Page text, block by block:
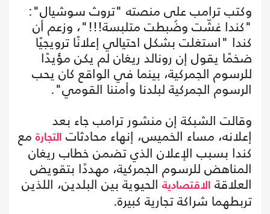
وكتب ترامب على منصته "تروث سوشيال":
"كندا غشّت وضُبطت متلبسة!!!"، وزعم أن
كندا "استغلت بشكل احتيالي إعلانًا ترويجيًا
ضخمًا يقول إن رونالد ريغان لم يكن مؤيدًا
للرسوم الجمركية، بينما في الواقع كان يحب
الرسوم الجمركية لبلدنا وأمننا القومي".
وقالت الشبكة إن منشور ترامب جاء بعد
إعلانه، مساء الخميس، إنهاء محادثات التجارة مع
كندا بسبب الإعلان الذي تضمن خطاب ريغان
المناهض للرسوم الجمركية، مهددًا بتقويض
العلاقة الاقتصادية الحيوية بين البلدين، اللذين
تربطهما شراكة تجارية كبيرة.